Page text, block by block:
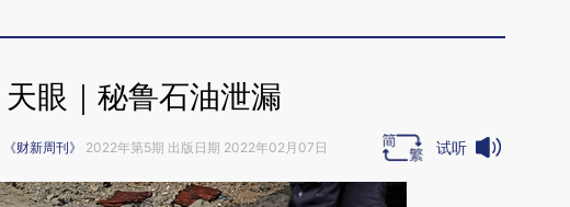
天眼｜秘鲁石油泄漏
《财新周刊》 2022年第5期 出版日期 2022年02月07日 试听